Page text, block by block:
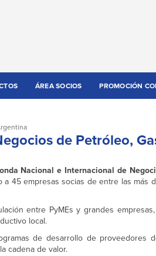
ÁREA SOCIOS PROMOCIÓN
de Petróleo,
Nacional e Internacional de
45 empresas socias de entre las más
entre PyMEs y grandes
local.
de desarrollo de proveedores
cadena de valor.